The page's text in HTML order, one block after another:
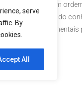
serve
By
All
estado da arte, em
elevado domínio do
são